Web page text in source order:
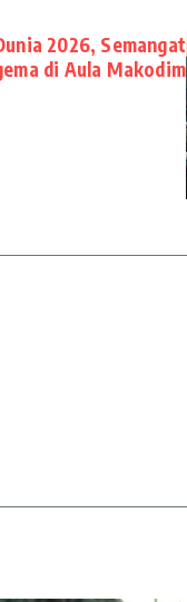
2026, Semangat
di Aula Makodim